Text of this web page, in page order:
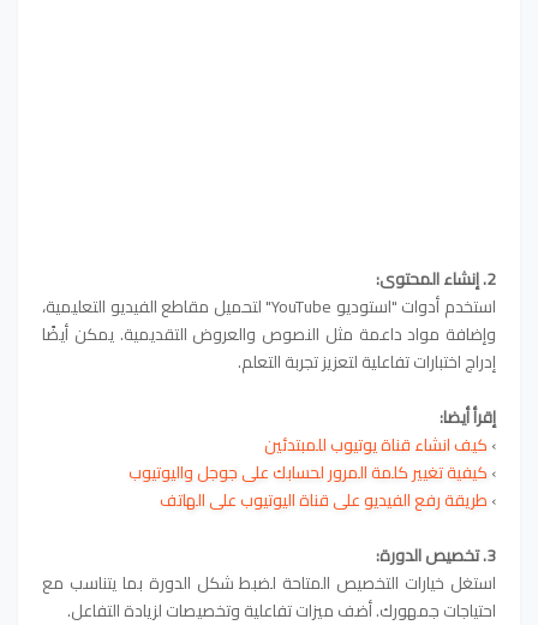
2. إنشاء المحتوى:
استخدم أدوات "استوديو YouTube" لتحميل مقاطع الفيديو التعليمية،
وإضافة مواد داعمة مثل النصوص والعروض التقديمية. يمكن أيضًا
إدراج اختبارات تفاعلية لتعزيز تجربة التعلم.
إقرأ أيضا:
›كيف انشاء قناة يوتيوب للمبتدئين
›كيفية تغيير كلمة المرور لحسابك على جوجل واليوتيوب
›طريقة رفع الفيديو على قناة اليوتيوب على الهاتف
3. تخصيص الدورة:
استغل خيارات التخصيص المتاحة لضبط شكل الدورة بما يتناسب مع
احتياجات جمهورك. أضف ميزات تفاعلية وتخصيصات لزيادة التفاعل.